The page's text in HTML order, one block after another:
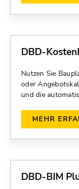
DBD-
Nutzen Sie
oder
und die
MEHR
DBD-BIM